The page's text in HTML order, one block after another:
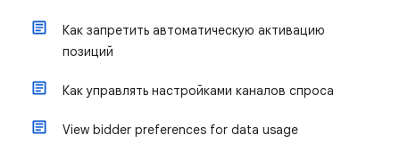
Как запретить автоматическую активацию
позиций
Как управлять настройками каналов спроса
View bidder preferences for data usage